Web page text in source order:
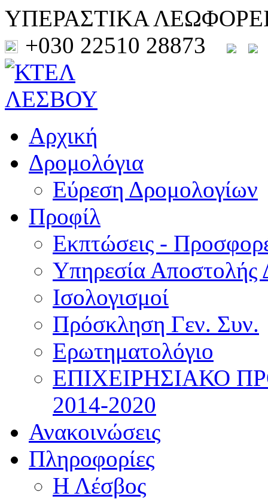
ΥΠΕΡΑΣΤΙΚΑ
+030 22510 28873
Αρχική
Δρομολόγια
Εύρεση Δρομολογίων
Προφίλ
Εκπτώσεις -
Υπηρεσία Αποστολής
Ισολογισμοί
Πρόσκληση Γεν. Συν.
Ερωτηματολόγιο
ΕΠΙΧΕΙΡΗΣΙΑΚΟ
2014-2020
Ανακοινώσεις
Πληροφορίες
Η Λέσβος